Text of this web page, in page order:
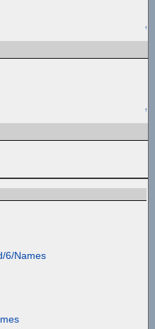
↑
↑
6/Names